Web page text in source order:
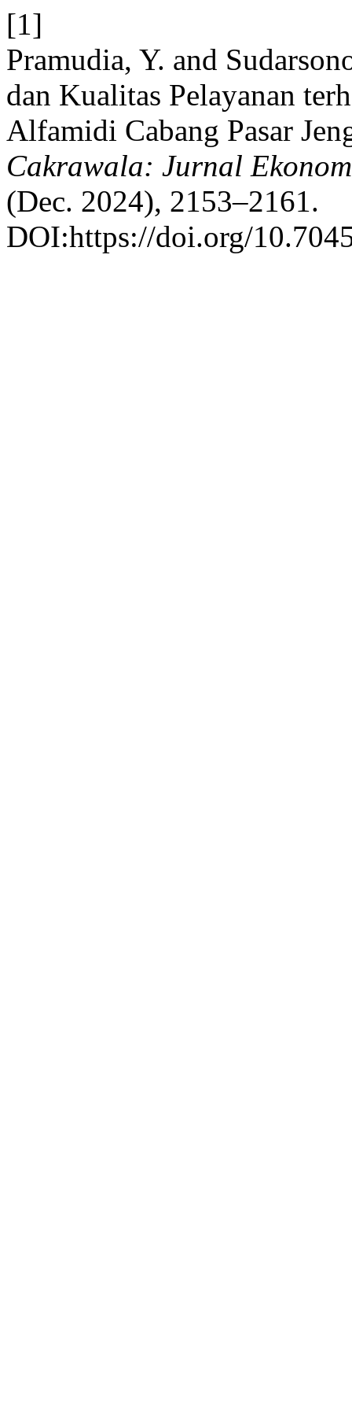
[1]
Pramudia, Y. and
dan Kualitas Pelayanan
Alfamidi Cabang Pasar
Cakrawala: Jurnal
(Dec. 2024), 2153–2161.
DOI:https://doi.org/